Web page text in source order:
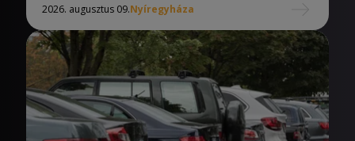
2026. augusztus 09.Nyíregyháza